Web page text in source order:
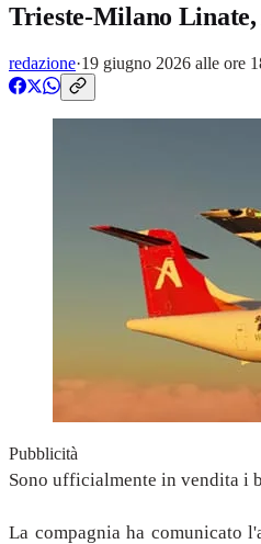
Trieste-Milano
redazione·19 giugno 2026 alle ore
Pubblicità
Sono ufficialmente in vendita i
La compagnia ha comunicato